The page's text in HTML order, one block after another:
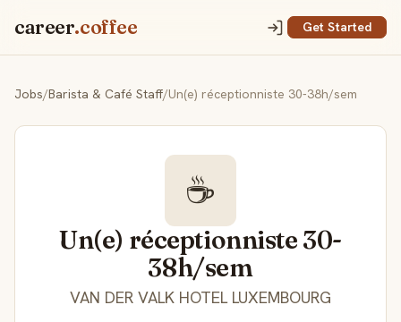
career.coffee Get Started
Jobs/Barista & Café Staff/Un(e) réceptionniste 30-38h/sem
☕
Un(e) réceptionniste 30-
38h/sem
VAN DER VALK HOTEL LUXEMBOURG